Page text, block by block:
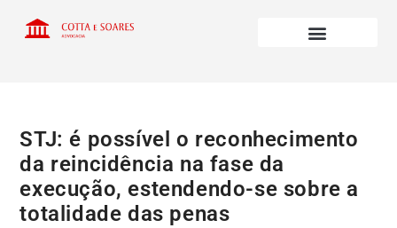
STJ: é possível o reconhecimento
da reincidência na fase da
execução, estendendo-se sobre a
totalidade das penas